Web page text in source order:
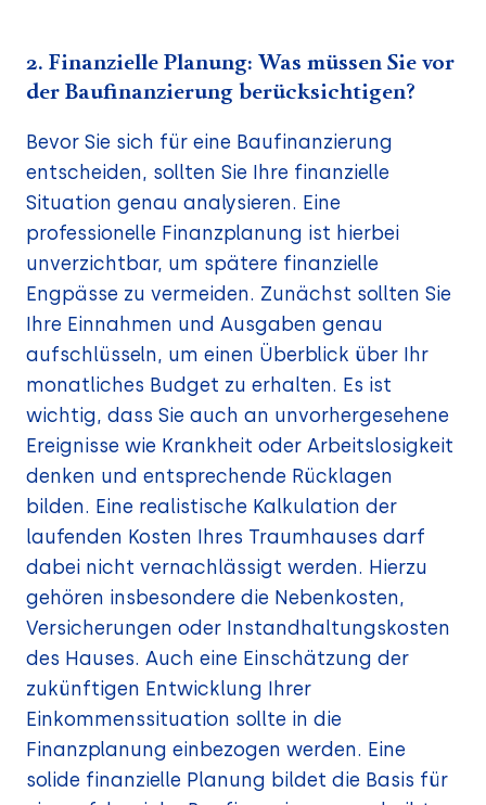
2. Finanzielle Planung: Was müssen Sie vor
der Baufinanzierung berücksichtigen?
Bevor Sie sich für eine Baufinanzierung
entscheiden, sollten Sie Ihre finanzielle
Situation genau analysieren. Eine
professionelle Finanzplanung ist hierbei
unverzichtbar, um spätere finanzielle
Engpässe zu vermeiden. Zunächst sollten Sie
Ihre Einnahmen und Ausgaben genau
aufschlüsseln, um einen Überblick über Ihr
monatliches Budget zu erhalten. Es ist
wichtig, dass Sie auch an unvorhergesehene
Ereignisse wie Krankheit oder Arbeitslosigkeit
denken und entsprechende Rücklagen
bilden. Eine realistische Kalkulation der
laufenden Kosten Ihres Traumhauses darf
dabei nicht vernachlässigt werden. Hierzu
gehören insbesondere die Nebenkosten,
Versicherungen oder Instandhaltungskosten
des Hauses. Auch eine Einschätzung der
zukünftigen Entwicklung Ihrer
Einkommenssituation sollte in die
Finanzplanung einbezogen werden. Eine
solide finanzielle Planung bildet die Basis für